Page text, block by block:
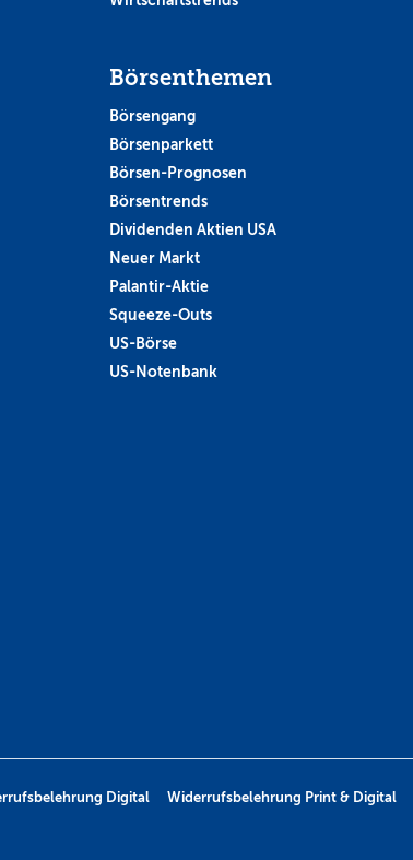
Börsenthemen
Börsengang
Börsenparkett
Börsen-Prognosen
Börsentrends
Dividenden Aktien USA
Neuer Markt
Palantir-Aktie
Squeeze-Outs
US-Börse
US-Notenbank
Digital Widerrufsbelehrung Print & Digital